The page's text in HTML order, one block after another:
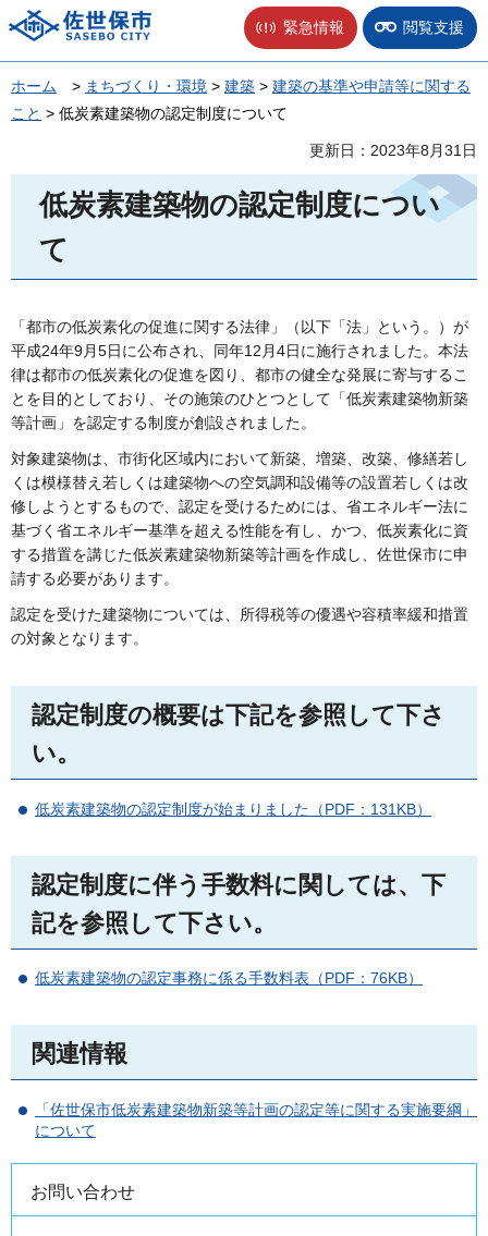
佐世保市 緊急情報 閲覧支援
ホーム > まちづくり・環境 > 建築 > 建築の基準や申請等に関する
こと > 低炭素建築物の認定制度について
更新日：2023年8月31日
低炭素建築物の認定制度につい
て
「都市の低炭素化の促進に関する法律」（以下「法」という。）が
平成24年9月5日に公布され、同年12月4日に施行されました。本法
律は都市の低炭素化の促進を図り、都市の健全な発展に寄与するこ
とを目的としており、その施策のひとつとして「低炭素建築物新築
等計画」を認定する制度が創設されました。
対象建築物は、市街化区域内において新築、増築、改築、修繕若し
くは模様替え若しくは建築物への空気調和設備等の設置若しくは改
修しようとするもので、認定を受けるためには、省エネルギー法に
基づく省エネルギー基準を超える性能を有し、かつ、低炭素化に資
する措置を講じた低炭素建築物新築等計画を作成し、佐世保市に申
請する必要があります。
認定を受けた建築物については、所得税等の優遇や容積率緩和措置
の対象となります。
認定制度の概要は下記を参照して下さ
い。
低炭素建築物の認定制度が始まりました（PDF：131KB）
認定制度に伴う手数料に関しては、下
記を参照して下さい。
低炭素建築物の認定事務に係る手数料表（PDF：76KB）
関連情報
「佐世保市低炭素建築物新築等計画の認定等に関する実施要綱」
について
お問い合わせ